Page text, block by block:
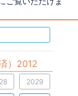
）2012
2029